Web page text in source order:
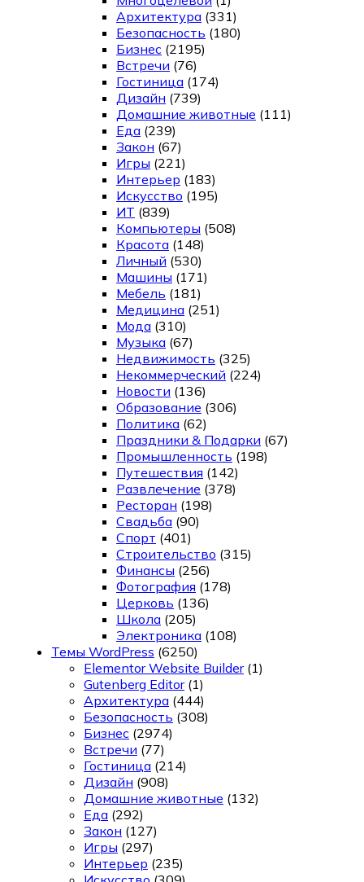
Архитектура (331)
Безопасность (180)
Бизнес (2195)
Встречи (76)
Гостиница (174)
Дизайн (739)
Домашние животные (111)
Еда (239)
Закон (67)
Игры (221)
Интерьер (183)
Искусство (195)
ИТ (839)
Компьютеры (508)
Красота (148)
Личный (530)
Машины (171)
Мебель (181)
Медицина (251)
Мода (310)
Музыка (67)
Недвижимость (325)
Некоммерческий (224)
Новости (136)
Образование (306)
Политика (62)
Праздники & Подарки (67)
Промышленность (198)
Путешествия (142)
Развлечение (378)
Ресторан (198)
Свадьба (90)
Спорт (401)
Строительство (315)
Финансы (256)
Фотография (178)
Церковь (136)
Школа (205)
Электроника (108)
Темы WordPress (6250)
Elementor Website Builder (1)
Gutenberg Editor (1)
Архитектура (444)
Безопасность (308)
Бизнес (2974)
Встречи (77)
Гостиница (214)
Дизайн (908)
Домашние животные (132)
Еда (292)
Закон (127)
Игры (297)
Интерьер (235)